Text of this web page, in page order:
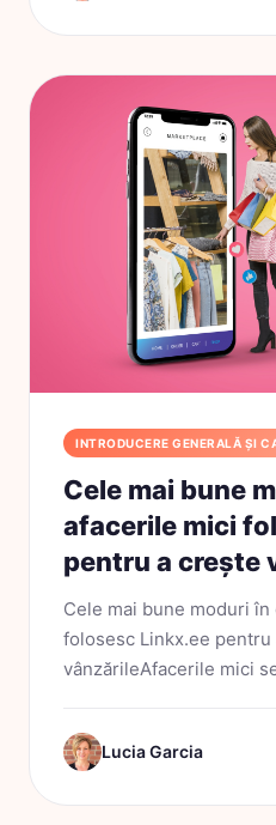
INTRODUCERE GENERALĂ ȘI
Cele mai bune
afacerile mici
pentru a crește
Cele mai bune moduri
folosesc Linkx.ee pentru
vânzărileAfacerile mici
atenția limitată a
instrumente care nu...
Lucia Garcia